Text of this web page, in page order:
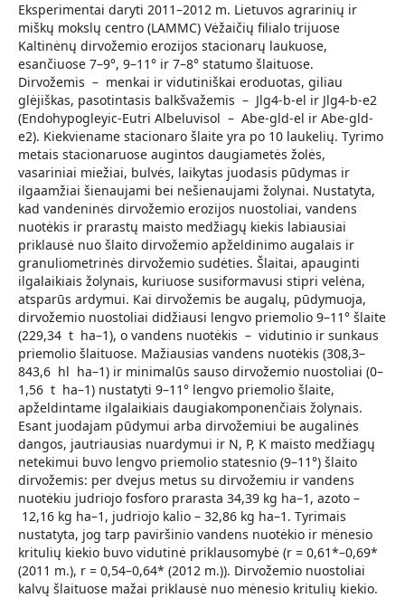
Eksperimentai daryti 2011–2012 m. Lietuvos agrarinių ir
miškų mokslų centro (LAMMC) Vėžaičių filialo trijuose
Kaltinėnų dirvožemio erozijos stacionarų laukuose,
esančiuose 7–9°, 9–11° ir 7–8° statumo šlaituose.
Dirvožemis – menkai ir vidutiniškai eroduotas, giliau
glėjiškas, pasotintasis balkšvažemis – Jlg4-b-el ir Jlg4-b-e2
(Endohypogleyic-Eutri Albeluvisol – Abe-gld-el ir Abe-gld-
e2). Kiekviename stacionaro šlaite yra po 10 laukelių. Tyrimo
metais stacionaruose augintos daugiametės žolės,
vasariniai miežiai, bulvės, laikytas juodasis pūdymas ir
ilgaamžiai šienaujami bei nešienaujami žolynai. Nustatyta,
kad vandeninės dirvožemio erozijos nuostoliai, vandens
nuotėkis ir prarastų maisto medžiagų kiekis labiausiai
priklausė nuo šlaito dirvožemio apželdinimo augalais ir
granuliometrinės dirvožemio sudėties. Šlaitai, apauginti
ilgalaikiais žolynais, kuriuose susiformavusi stipri velėna,
atsparūs ardymui. Kai dirvožemis be augalų, pūdymuoja,
dirvožemio nuostoliai didžiausi lengvo priemolio 9–11° šlaite
(229,34 t ha–1), o vandens nuotėkis – vidutinio ir sunkaus
priemolio šlaituose. Mažiausias vandens nuotėkis (308,3–
843,6 hl ha–1) ir minimalūs sauso dirvožemio nuostoliai (0–
1,56 t ha–1) nustatyti 9–11° lengvo priemolio šlaite,
apželdintame ilgalaikiais daugiakomponenčiais žolynais.
Esant juodajam pūdymui arba dirvožemiui be augalinės
dangos, jautriausias nuardymui ir N, P, K maisto medžiagų
netekimui buvo lengvo priemolio statesnio (9–11°) šlaito
dirvožemis: per dvejus metus su dirvožemiu ir vandens
nuotėkiu judriojo fosforo prarasta 34,39 kg ha–1, azoto –
12,16 kg ha–1, judriojo kalio – 32,86 kg ha–1. Tyrimais
nustatyta, jog tarp paviršinio vandens nuotėkio ir mėnesio
kritulių kiekio buvo vidutinė priklausomybė (r = 0,61*–0,69*
(2011 m.), r = 0,54–0,64* (2012 m.)). Dirvožemio nuostoliai
kalvų šlaituose mažai priklausė nuo mėnesio kritulių kiekio.